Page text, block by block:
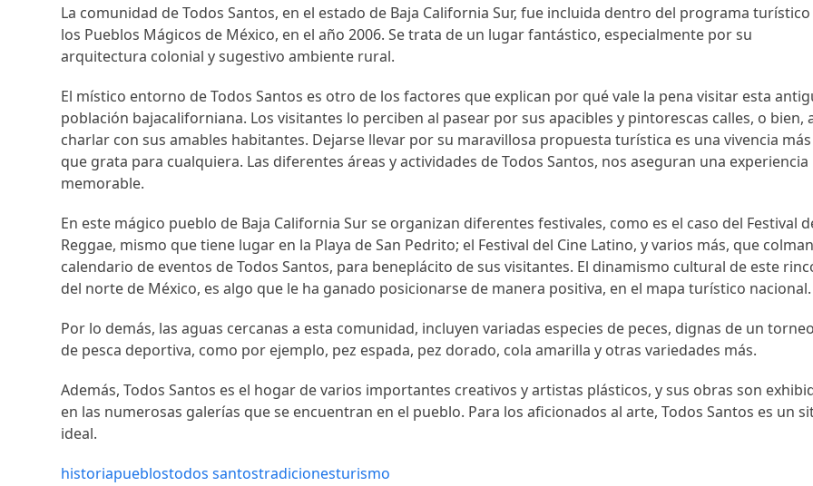
La comunidad de Todos Santos, en el estado de Baja California Sur, fue incluida dentro del programa
los Pueblos Mágicos de México, en el año 2006. Se trata de un lugar fantástico, especialmente por su
arquitectura colonial y sugestivo ambiente rural.
El místico entorno de Todos Santos es otro de los factores que explican por qué vale la pena visitar esta
población bajacaliforniana. Los visitantes lo perciben al pasear por sus apacibles y pintorescas calles, o bien,
charlar con sus amables habitantes. Dejarse llevar por su maravillosa propuesta turística es una vivencia más
que grata para cualquiera. Las diferentes áreas y actividades de Todos Santos, nos aseguran una experiencia
memorable.
En este mágico pueblo de Baja California Sur se organizan diferentes festivales, como es el caso del Festival
Reggae, mismo que tiene lugar en la Playa de San Pedrito; el Festival del Cine Latino, y varios más, que
calendario de eventos de Todos Santos, para beneplácito de sus visitantes. El dinamismo cultural de este
del norte de México, es algo que le ha ganado posicionarse de manera positiva, en el mapa turístico nacional.
Por lo demás, las aguas cercanas a esta comunidad, incluyen variadas especies de peces, dignas de un
de pesca deportiva, como por ejemplo, pez espada, pez dorado, cola amarilla y otras variedades más.
Además, Todos Santos es el hogar de varios importantes creativos y artistas plásticos, y sus obras son
en las numerosas galerías que se encuentran en el pueblo. Para los aficionados al arte, Todos Santos es un
ideal.
historiapueblostodos santostradicionesturismo